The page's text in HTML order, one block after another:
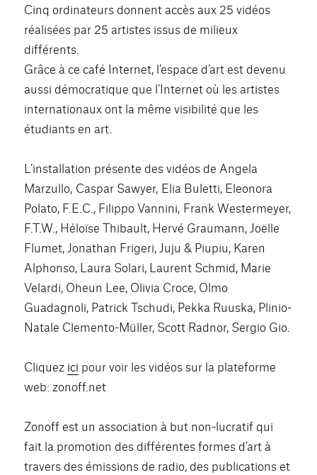
Cinq ordinateurs donnent accès aux 25 vidéos
réalisées par 25 artistes issus de milieux
différents.
Grâce à ce café Internet, l’espace d’art est devenu
aussi démocratique que l’Internet où les artistes
internationaux ont la même visibilité que les
étudiants en art.
L’installation présente des vidéos de Angela
Marzullo, Caspar Sawyer, Elia Buletti, Eleonora
Polato, F.E.C., Filippo Vannini, Frank Westermeyer,
F.T.W., Héloïse Thibault, Hervé Graumann, Joëlle
Flumet, Jonathan Frigeri, Juju & Piupiu, Karen
Alphonso, Laura Solari, Laurent Schmid, Marie
Velardi, Oheun Lee, Olivia Croce, Olmo
Guadagnoli, Patrick Tschudi, Pekka Ruuska, Plinio-
Natale Clemento-Müller, Scott Radnor, Sergio Gio.
Cliquez ici pour voir les vidéos sur la plateforme
web: zonoff.net
Zonoff est un association à but non-lucratif qui
fait la promotion des différentes formes d’art à
travers des émissions de radio, des publications et